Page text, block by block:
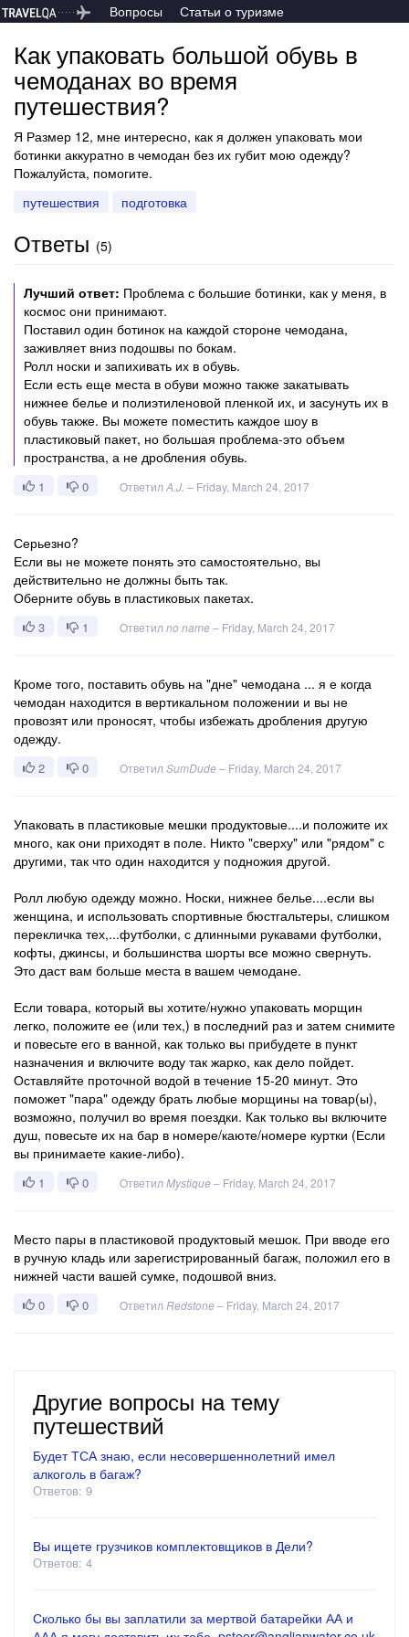
Вопросы Статьи о туризме
Как упаковать большой обувь в
чемоданах во время
путешествия?
Я Размер 12, мне интересно, как я должен упаковать мои
ботинки аккуратно в чемодан без их губит мою одежду?
Пожалуйста, помогите.
путешествия
подготовка
Ответы (5)
Лучший ответ: Проблема с большие ботинки, как у меня, в
космос они принимают.
Поставил один ботинок на каждой стороне чемодана,
заживляет вниз подошвы по бокам.
Ролл носки и запихивать их в обувь.
Если есть еще места в обуви можно также закатывать
нижнее белье и полиэтиленовой пленкой их, и засунуть их в
обувь также. Вы можете поместить каждое шоу в
пластиковый пакет, но большая проблема-это объем
пространства, а не дробления обувь.
1 0 Ответил A.J. – Friday, March 24, 2017
Серьезно?
Если вы не можете понять это самостоятельно, вы
действительно не должны быть так.
Оберните обувь в пластиковых пакетах.
3 1 Ответил no name– Friday, March 24, 2017
Кроме того, поставить обувь на "дне" чемодана ... я е когда
чемодан находится в вертикальном положении и вы не
провозят или проносят, чтобы избежать дробления другую
одежду.
2 0 Ответил SumDude– Friday, March 24, 2017
Упаковать в пластиковые мешки продуктовые....и положите их
много, как они приходят в поле. Никто "сверху" или "рядом" с
другими, так что один находится у подножия другой.
Ролл любую одежду можно. Носки, нижнее белье....если вы
женщина, и использовать спортивные бюстгальтеры, слишком
перекличка тех,...футболки, с длинными рукавами футболки,
кофты, джинсы, и большинства шорты все можно свернуть.
Это даст вам больше места в вашем чемодане.
Если товара, который вы хотите/нужно упаковать морщин
легко, положите ее (или тех,) в последний раз и затем снимите
и повесьте его в ванной, как только вы прибудете в пункт
назначения и включите воду так жарко, как дело пойдет.
Оставляйте проточной водой в течение 15-20 минут. Это
поможет "пара" одежду брать любые морщины на товар(ы),
возможно, получил во время поездки. Как только вы включите
душ, повесьте их на бар в номере/каюте/номере куртки (Если
вы принимаете какие-либо).
1 0 Ответил Mystique– Friday, March 24, 2017
Место пары в пластиковой продуктовый мешок. При вводе его
в ручную кладь или зарегистрированный багаж, положил его в
нижней части вашей сумке, подошвой вниз.
0 0 Ответил Redstone– Friday, March 24, 2017
Другие вопросы на тему
путешествий
Будет ТСА знаю, если несовершеннолетний имел
алкоголь в багаж?
Ответов: 9
Вы ищете грузчиков комплектовщиков в Дели?
Ответов: 4
Сколько бы вы заплатили за мертвой батарейки АА и